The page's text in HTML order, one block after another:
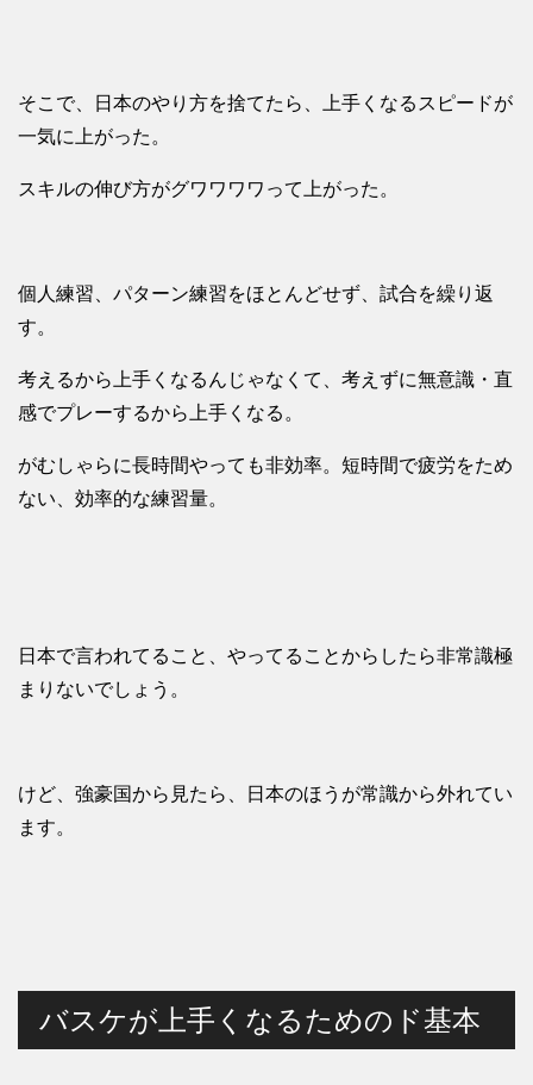
そこで、日本のやり方を捨てたら、上手くなるスピードが
一気に上がった。
スキルの伸び方がグワワワワって上がった。
個人練習、パターン練習をほとんどせず、試合を繰り返
す。
考えるから上手くなるんじゃなくて、考えずに無意識・直
感でプレーするから上手くなる。
がむしゃらに長時間やっても非効率。短時間で疲労をため
ない、効率的な練習量。
日本で言われてること、やってることからしたら非常識極
まりないでしょう。
けど、強豪国から見たら、日本のほうが常識から外れてい
ます。
バスケが上手くなるためのド基本